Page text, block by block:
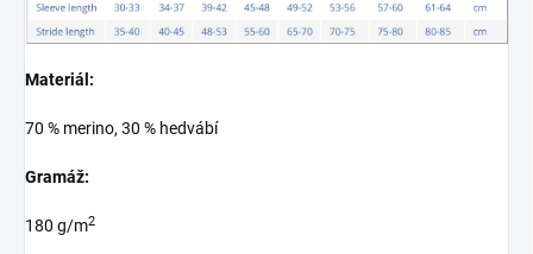
Materiál:
70 % merino, 30 % hedvábí
Gramáž:
180 g/m2